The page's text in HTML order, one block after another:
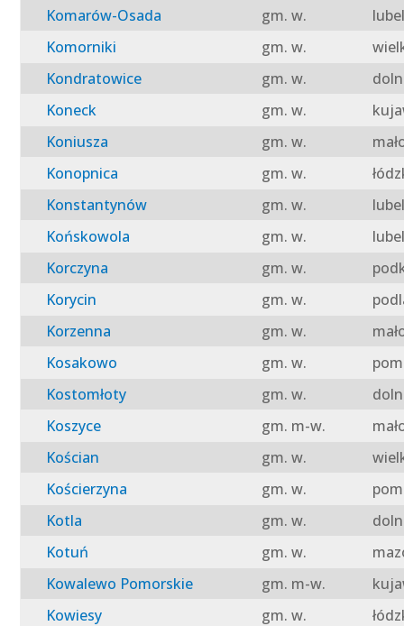
Komarów-Osada
gm. w.
Komorniki
gm. w.
Kondratowice
gm. w.
Koneck
gm. w.
Koniusza
gm. w.
Konopnica
gm. w.
Konstantynów
gm. w.
Końskowola
gm. w.
Korczyna
gm. w.
Korycin
gm. w.
Korzenna
gm. w.
Kosakowo
gm. w.
Kostomłoty
gm. w.
Koszyce
gm. m-w.
Kościan
gm. w.
Kościerzyna
gm. w.
Kotla
gm. w.
Kotuń
gm. w.
Kowalewo Pomorskie
gm. m-w.
Kowiesy
gm. w.